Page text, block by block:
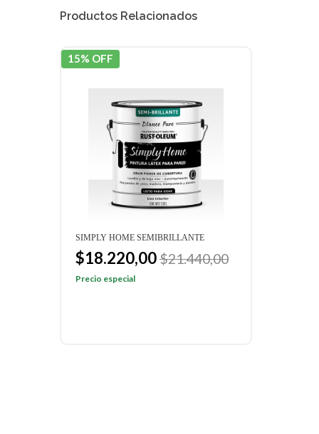
Productos Relacionados
15% OFF
SIMPLY HOME SEMIBRILLANTE
$18.220,00$21.440,00
Precio especial